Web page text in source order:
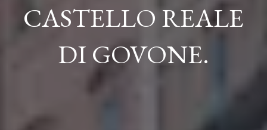
CASTELLO REALE
DI GOVONE.